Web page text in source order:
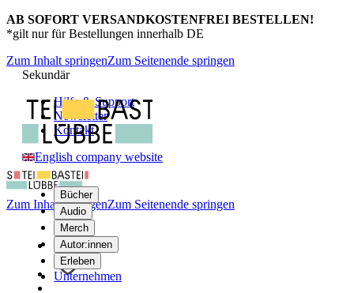
AB SOFORT VERSANDKOSTENFREI BESTELLEN!
*gilt nur für Bestellungen innerhalb DE
Zum Inhalt springenZum Seitenende springen
Sekundär
Hilfe & Support
Newsletter
Kontakt
English company website
Bücher
Audio
Merch
Autor:innen
Erleben
Unternehmen
Zum Inhalt springenZum Seitenende springen